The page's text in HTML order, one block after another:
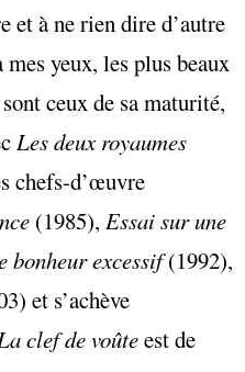
et à ne rien dire d’autre
yeux, les plus beaux
ceux de sa maturité,
Les deux royaumes
chefs-d’œuvre
(1985), Essai sur une
bonheur excessif(1992),
et s’achève
clef de voûteest de